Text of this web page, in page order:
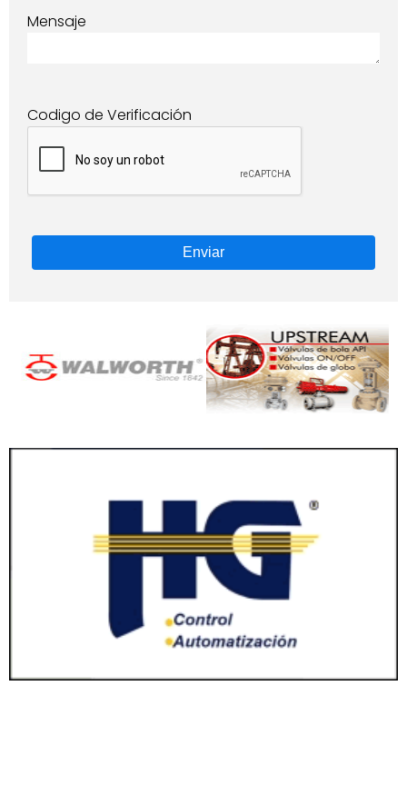
Mensaje
Codigo de Verificación
Enviar